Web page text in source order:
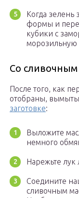
Когда зелень
формы и
кубики с
морозильную
Со сливочным
После того, как
отобраны,
заготовке:
Выложите
немного
Нарежьте
Соедините
сливочным